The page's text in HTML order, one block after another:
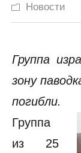
Новости
Группа
зону
погибли.
Группа
из 25